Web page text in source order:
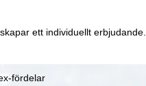
ett individuellt erbjudande.
fördelar